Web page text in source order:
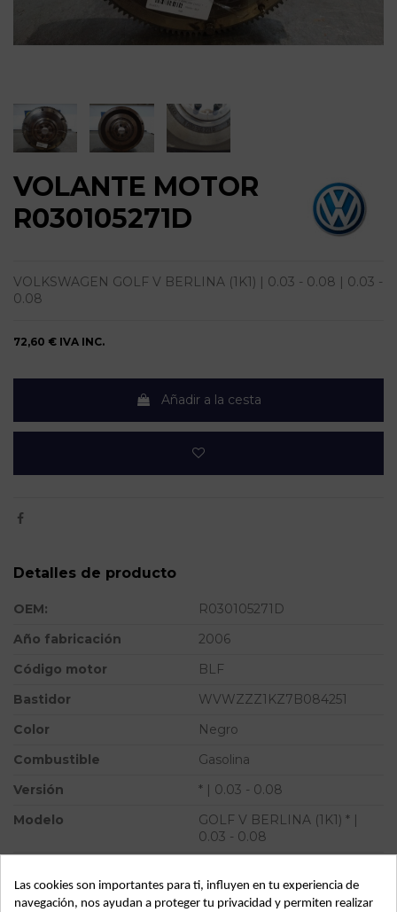
VOLANTE MOTOR
R030105271D
VOLKSWAGEN GOLF V BERLINA (1K1) | 0.03 - 0.08 | 0.03 -
0.08
72,60 € IVA INC.
Añadir a la cesta
Detalles de producto
OEM:
R030105271D
Año fabricación
2006
Código motor
BLF
Bastidor
WVWZZZ1KZ7B084251
Color
Negro
Combustible
Gasolina
Versión
* | 0.03 - 0.08
Modelo
GOLF V BERLINA (1K1) * |
0.03 - 0.08
Almacén
49349
Las cookies son importantes para ti, influyen en tu experiencia de
navegación, nos ayudan a proteger tu privacidad y permiten realizar